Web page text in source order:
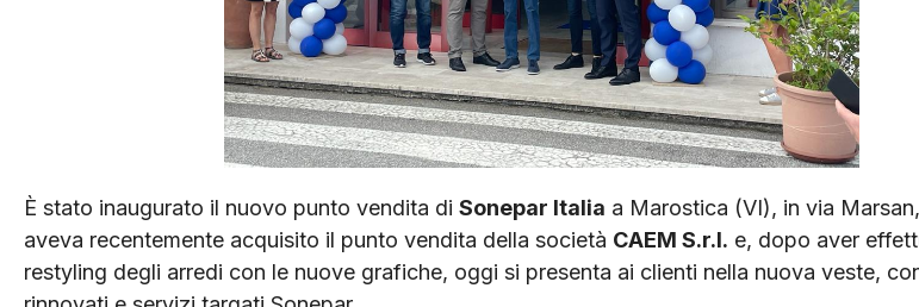
È stato inaugurato il nuovo punto vendita di Sonepar Italia a Marostica (VI), in via
aveva recentemente acquisito il punto vendita della società CAEM S.r.l. e, dopo aver
restyling degli arredi con le nuove grafiche, oggi si presenta ai clienti nella nuova veste,